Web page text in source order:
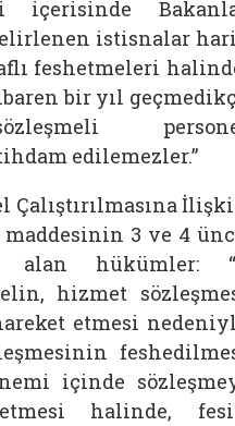
içerisinde
istisnalar
feshetmeleri
bir yıl
edilemezler.”
Çalıştırılmasına
maddesinin 3 ve 4
alan hükümler:
hizmet
etmesi
içinde
halinde,